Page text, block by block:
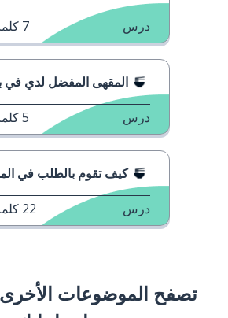
درس 7
المقهى المفضل لدي في
درس 5
كيف تقوم بالطلب في
درس 22
تصفح الموضوعات